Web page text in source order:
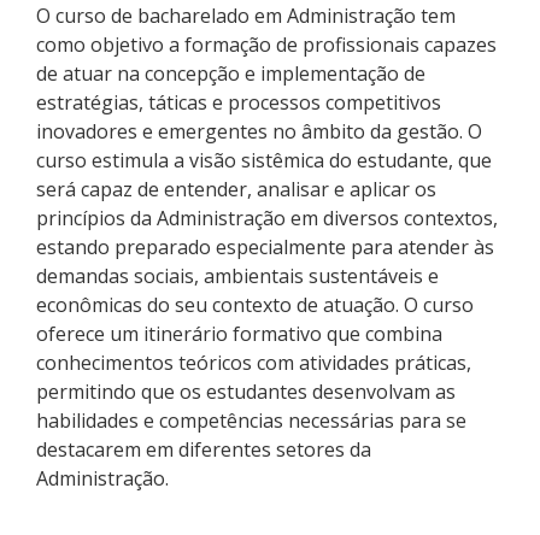
PartiuIF
Parcerias
Processo de Inscrição
Resultados
Como posso estudar no IFSC?
Calendário de inscrições
Processos Seletivos
O curso de bacharelado em Administração tem
como objetivo a formação de profissionais capazes
de atuar na concepção e implementação de
estratégias, táticas e processos competitivos
inovadores e emergentes no âmbito da gestão. O
curso estimula a visão sistêmica do estudante, que
será capaz de entender, analisar e aplicar os
princípios da Administração em diversos contextos,
estando preparado especialmente para atender às
demandas sociais, ambientais sustentáveis e
econômicas do seu contexto de atuação. O curso
oferece um itinerário formativo que combina
conhecimentos teóricos com atividades práticas,
permitindo que os estudantes desenvolvam as
habilidades e competências necessárias para se
destacarem em diferentes setores da
Administração.